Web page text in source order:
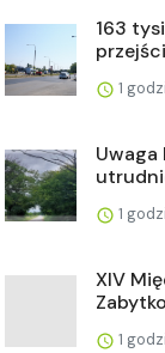
163
1
Uwaga
1
XIV
1